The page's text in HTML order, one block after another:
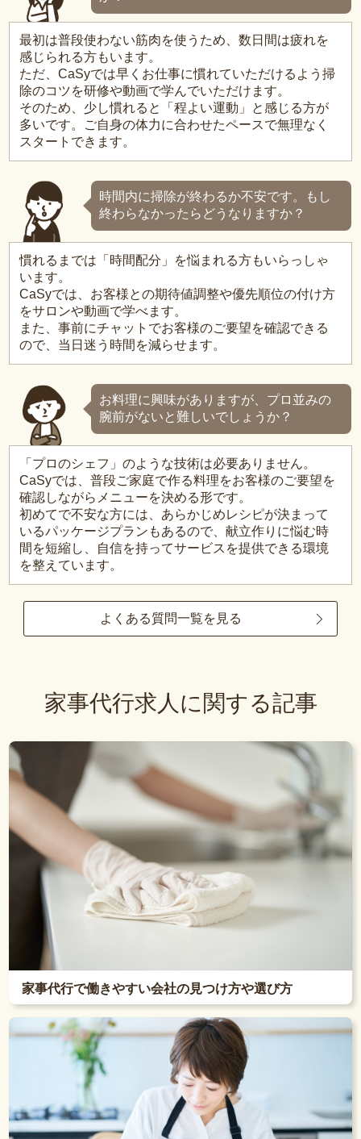
最初は普段使わない筋肉を使うため、数日間は疲れを
感じられる方もいます。
ただ、CaSyでは早くお仕事に慣れていただけるよう掃
除のコツを研修や動画で学んでいただけます。
そのため、少し慣れると「程よい運動」と感じる方が
多いです。ご自身の体力に合わせたペースで無理なく
スタートできます。
時間内に掃除が終わるか不安です。もし
終わらなかったらどうなりますか？
慣れるまでは「時間配分」を悩まれる方もいらっしゃ
います。
CaSyでは、お客様との期待値調整や優先順位の付け方
をサロンや動画で学べます。
また、事前にチャットでお客様のご要望を確認できる
ので、当日迷う時間を減らせます。
お料理に興味がありますが、プロ並みの
腕前がないと難しいでしょうか？
「プロのシェフ」のような技術は必要ありません。
CaSyでは、普段ご家庭で作る料理をお客様のご要望を
確認しながらメニューを決める形です。
初めてで不安な方には、あらかじめレシピが決まって
いるパッケージプランもあるので、献立作りに悩む時
間を短縮し、自信を持ってサービスを提供できる環境
を整えています。
よくある質問一覧を見る
家事代行求人に関する記事
家事代行で働きやすい会社の見つけ方や選び方